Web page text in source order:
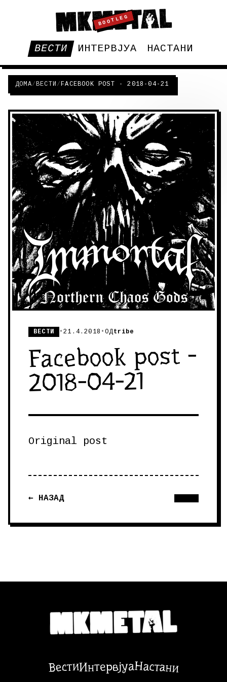
BOOTLEG
ВЕСТИ ИНТЕРВЈУА НАСТАНИ
ДОМА/ВЕСТИ /FACEBOOK POST - 2018-04-21
ВЕСТИ •21.4.2018 •ОДtribe
Facebook post -
2018-04-21
Original post
← НАЗАД
ВестиИнтервјуаНастани